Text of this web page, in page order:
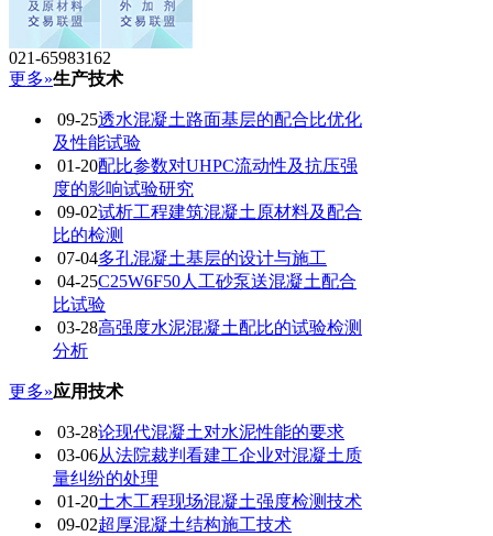
021-65983162
更多»生产技术
09-25透水混凝土路面基层的配合比优化
及性能试验
01-20配比参数对UHPC流动性及抗压强
度的影响试验研究
09-02试析工程建筑混凝土原材料及配合
比的检测
07-04多孔混凝土基层的设计与施工
04-25C25W6F50人工砂泵送混凝土配合
比试验
03-28高强度水泥混凝土配比的试验检测
分析
更多»应用技术
03-28论现代混凝土对水泥性能的要求
03-06从法院裁判看建工企业对混凝土质
量纠纷的处理
01-20土木工程现场混凝土强度检测技术
09-02超厚混凝土结构施工技术